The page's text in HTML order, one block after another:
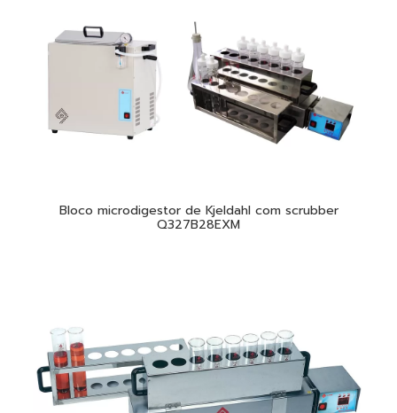
Bloco microdigestor de Kjeldahl com scrubber
Q327B28EXM